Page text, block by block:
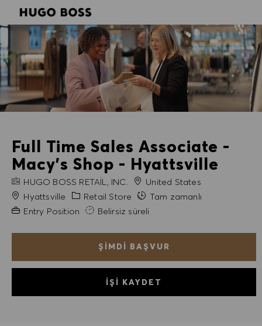
Full Time Sales Associate -
Macy's Shop - Hyattsville
FIRMA ADI
HUGO BOSS RETAIL, INC.
United States
ŞehirHyattsville Kategori
Retail Store
Tam zamanlı
Gerekli Deneyim
Entry Position Belirsiz süreli
ŞIMDI BAŞVUR
İŞI KAYDET